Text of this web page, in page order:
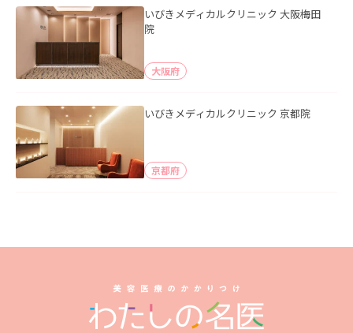
いびきメディカルクリニック 大阪梅田
院
大阪府
いびきメディカルクリニック 京都院
京都府